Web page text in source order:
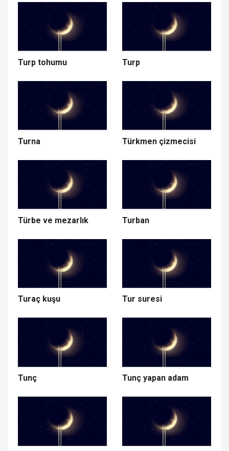
Turp tohumu Turp
Turna Türkmen çizmecisi
Türbe ve mezarlık Turban
Turaç kuşu Tur suresi
Tunç Tunç yapan adam